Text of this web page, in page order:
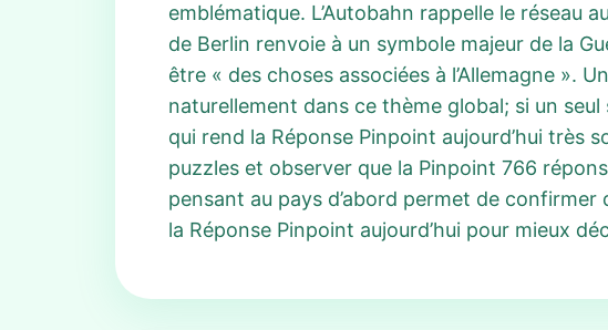
emblématique. L’Autobahn rappelle le
de Berlin renvoie à un symbole majeur de la
être « des choses associées à l’Allemagne ».
naturellement dans ce thème global; si un
qui rend la Réponse Pinpoint aujourd’hui très
puzzles et observer que la Pinpoint 766
pensant au pays d’abord permet de
la Réponse Pinpoint aujourd’hui pour mieux